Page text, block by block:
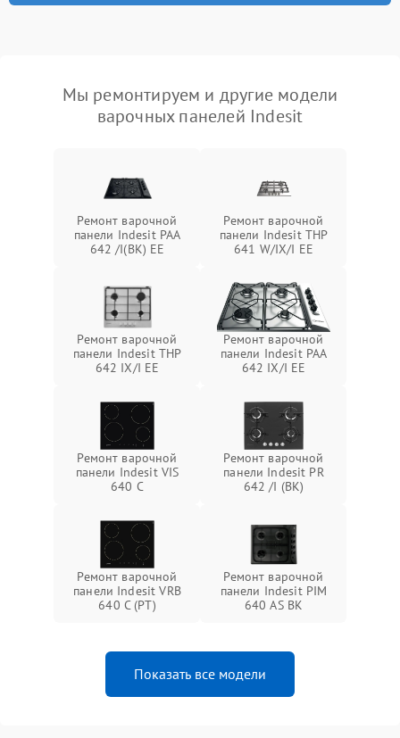
Мы ремонтируем и другие модели
варочных панелей Indesit
Ремонт варочной
панели Indesit PAA
642 /I(BK) EE
Ремонт варочной
панели Indesit THP
641 W/IX/I EE
Ремонт варочной
панели Indesit THP
642 IX/I EE
Ремонт варочной
панели Indesit PAA
642 IX/I EE
Ремонт варочной
панели Indesit VIS
640 C
Ремонт варочной
панели Indesit PR
642 /I (BK)
Ремонт варочной
панели Indesit VRB
640 C (PT)
Ремонт варочной
панели Indesit PIM
640 AS BK
Показать все модели